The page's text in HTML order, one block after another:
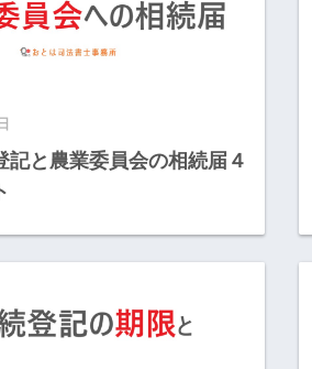
記と農業委員会の相続届４